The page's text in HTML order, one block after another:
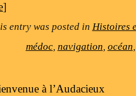
]
entry was posted in Histoires
médoc, navigation, océan,
à l’Audacieux